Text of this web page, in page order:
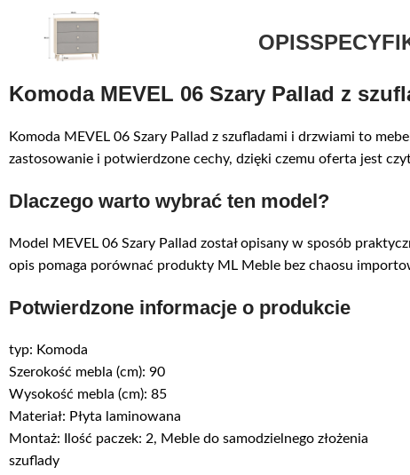
OPIS
Komoda MEVEL 06 Szary Pallad z
Komoda MEVEL 06 Szary Pallad z szufladami i drzwiami to
zastosowanie i potwierdzone cechy, dzięki czemu oferta jest
Dlaczego warto wybrać ten model?
Model MEVEL 06 Szary Pallad został opisany w sposób
opis pomaga porównać produkty ML Meble bez chaosu
Potwierdzone informacje o produkcie
typ: Komoda
Szerokość mebla (cm): 90
Wysokość mebla (cm): 85
Materiał: Płyta laminowana
Montaż: Ilość paczek: 2, Meble do samodzielnego złożenia
szuflady